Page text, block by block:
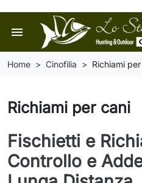
menu
Home Cinofilia Richiami
Richiami per cani
Fischietti e
Controllo e